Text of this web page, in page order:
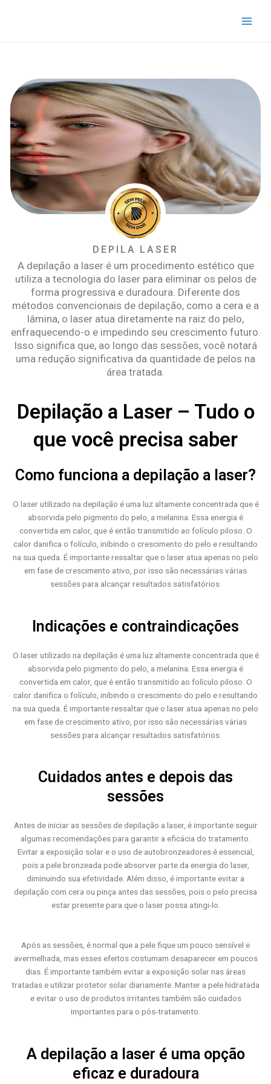
DEPILA LASER
A depilação a laser é um procedimento estético que
utiliza a tecnologia do laser para eliminar os pelos de
forma progressiva e duradoura. Diferente dos
métodos convencionais de depilação, como a cera e a
lâmina, o laser atua diretamente na raiz do pelo,
enfraquecendo-o e impedindo seu crescimento futuro.
Isso significa que, ao longo das sessões, você notará
uma redução significativa da quantidade de pelos na
área tratada.
Depilação a Laser – Tudo o
que você precisa saber
Como funciona a depilação a laser?
O laser utilizado na depilação é uma luz altamente concentrada que é
absorvida pelo pigmento do pelo, a melanina. Essa energia é
convertida em calor, que é então transmitido ao folículo piloso. O
calor danifica o folículo, inibindo o crescimento do pelo e resultando
na sua queda. É importante ressaltar que o laser atua apenas no pelo
em fase de crescimento ativo, por isso são necessárias várias
sessões para alcançar resultados satisfatórios.
Indicações e contraindicações
O laser utilizado na depilação é uma luz altamente concentrada que é
absorvida pelo pigmento do pelo, a melanina. Essa energia é
convertida em calor, que é então transmitido ao folículo piloso. O
calor danifica o folículo, inibindo o crescimento do pelo e resultando
na sua queda. É importante ressaltar que o laser atua apenas no pelo
em fase de crescimento ativo, por isso são necessárias várias
sessões para alcançar resultados satisfatórios.
Cuidados antes e depois das
sessões
Antes de iniciar as sessões de depilação a laser, é importante seguir
algumas recomendações para garantir a eficácia do tratamento.
Evitar a exposição solar e o uso de autobronzeadores é essencial,
pois a pele bronzeada pode absorver parte da energia do laser,
diminuindo sua efetividade. Além disso, é importante evitar a
depilação com cera ou pinça antes das sessões, pois o pelo precisa
estar presente para que o laser possa atingi-lo.
Após as sessões, é normal que a pele fique um pouco sensível e
avermelhada, mas esses efeitos costumam desaparecer em poucos
dias. É importante também evitar a exposição solar nas áreas
tratadas e utilizar protetor solar diariamente. Manter a pele hidratada
e evitar o uso de produtos irritantes também são cuidados
importantes para o pós-tratamento.
A depilação a laser é uma opção
eficaz e duradoura